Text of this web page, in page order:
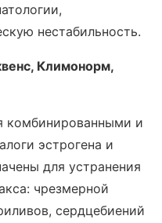
нестабильность.
Климонорм,
комбинированными и
эстрогена и
для устранения
чрезмерной
сердцебиений